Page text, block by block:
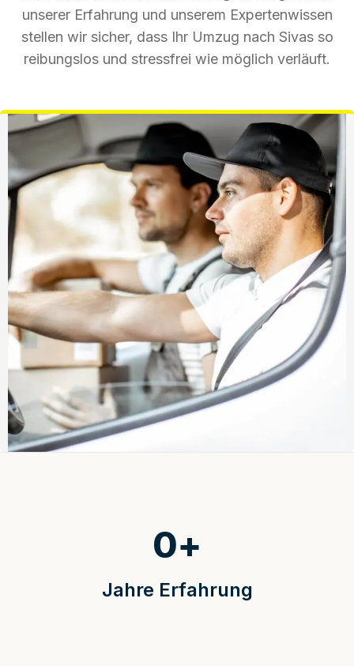
unserer Erfahrung und unserem Expertenwissen
stellen wir sicher, dass Ihr Umzug nach Sivas so
reibungslos und stressfrei wie möglich verläuft.
Jahre Erfahrung
0+